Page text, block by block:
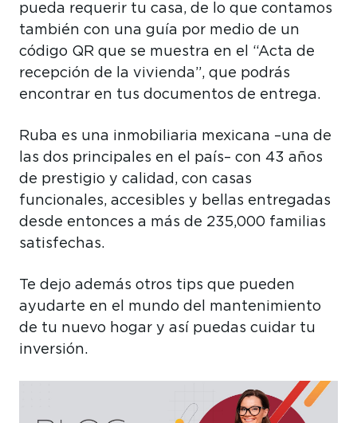
pueda requerir tu casa, de lo que contamos
también con una guía por medio de un
código QR que se muestra en el “Acta de
recepción de la vivienda”, que podrás
encontrar en tus documentos de entrega.
Ruba es una inmobiliaria mexicana –una de
las dos principales en el país– con 43 años
de prestigio y calidad, con casas
funcionales, accesibles y bellas entregadas
desde entonces a más de 235,000 familias
satisfechas.
Te dejo además otros tips que pueden
ayudarte en el mundo del mantenimiento
de tu nuevo hogar y así puedas cuidar tu
inversión.